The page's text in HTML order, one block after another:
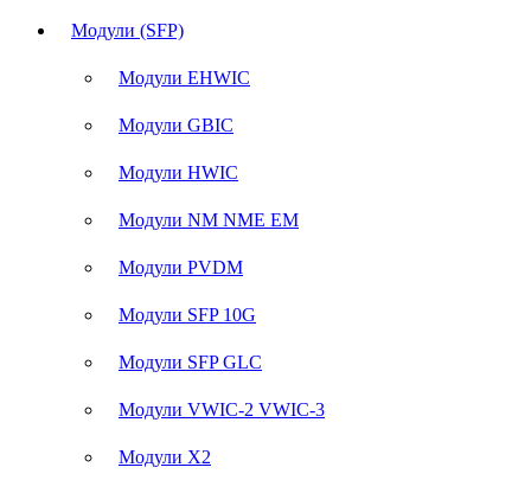
Модули (SFP)
Модули EHWIC
Модули GBIC
Модули HWIC
Модули NM NME EM
Модули PVDM
Модули SFP 10G
Модули SFP GLC
Модули VWIC-2 VWIC-3
Модули X2